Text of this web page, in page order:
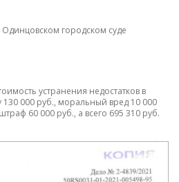
городском суде
устранения недостатков в
130 000 руб., моральный вред 10 000
60 000 руб., а всего 695 310 руб.